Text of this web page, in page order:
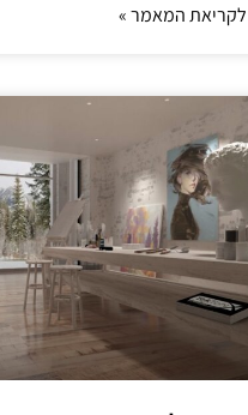
לקריאת המאמר »